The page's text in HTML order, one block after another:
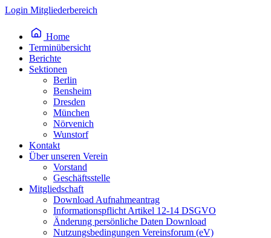
Inhalt
springen
Login Mitgliederbereich
Home
Terminübersicht
Berichte
Sektionen
Berlin
Bensheim
Dresden
München
Nörvenich
Wunstorf
Kontakt
Über unseren Verein
Vorstand
Geschäftsstelle
Mitgliedschaft
Download Aufnahmeantrag
Informationspflicht Artikel 12-14 DSGVO
Änderung persönliche Daten Download
Nutzungsbedingungen Vereinsforum (eV)